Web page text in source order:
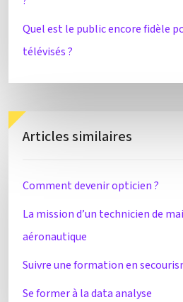
Quel est le public encore fidèle
télévisés ?
Articles similaires
Comment devenir opticien ?
La mission d’un technicien de
aéronautique
Suivre une formation en
Se former à la data analyse